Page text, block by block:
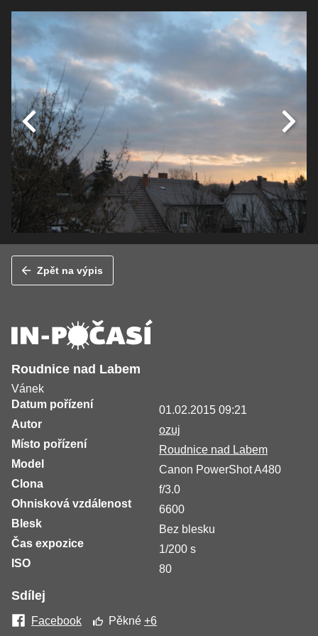
Zpět na výpis
Roudnice nad Labem
Vánek
Datum pořízení
01.02.2015 09:21
Autor
ozuj
Místo pořízení
Roudnice nad Labem
Model
Canon PowerShot A480
Clona
f/3.0
Ohnisková vzdálenost
6600
Blesk
Bez blesku
Čas expozice
1/200 s
ISO
80
Sdílej
Facebook Pěkné+6